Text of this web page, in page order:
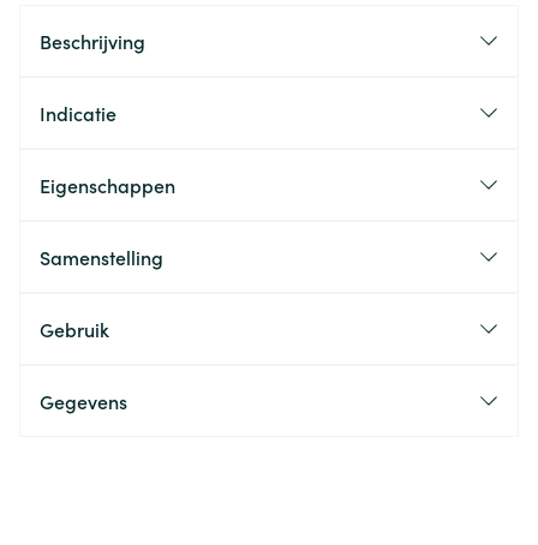
Beschrijving
Indicatie
Eigenschappen
Samenstelling
Gebruik
Gegevens